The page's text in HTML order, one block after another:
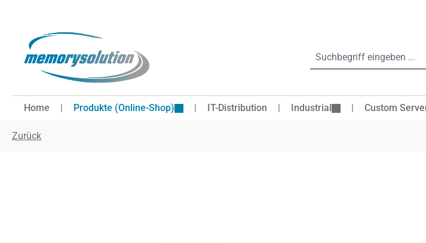
Home Produkte (Online-Shop) IT-Distribution Industrial Custom
Zurück